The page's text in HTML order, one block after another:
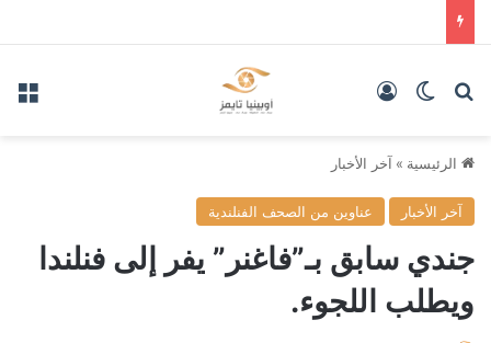
بحث عنالوضع المظلم
الرئيسية » آخر الأخبار
آخر الأخبار عناوين من الصحف الفنلندية
جندي سابق بـ”فاغنر” يفر إلى فنلندا
ويطلب اللجوء.